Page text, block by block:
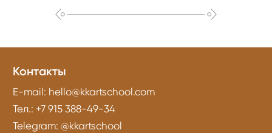
Контакты
E-mail: hello@kkartschool.com
Тел.: +7 915 388-49-34
Telegram:@kkartschool